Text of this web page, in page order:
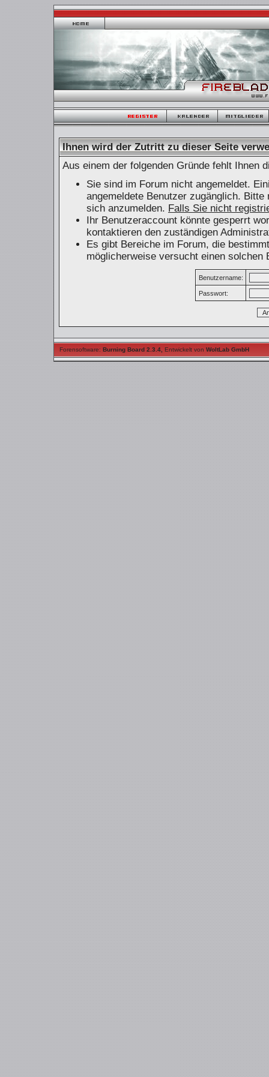
Ihnen wird der Zutritt zu dieser Seite
Aus einem der folgenden Gründe fehlt Ihnen
Sie sind im Forum nicht angemeldet.
angemeldete Benutzer zugänglich.
sich anzumelden. Falls Sie nicht
Ihr Benutzeraccount könnte gesperrt
kontaktieren den zuständigen
Es gibt Bereiche im Forum, die
möglicherweise versucht einen solchen
Benutzername:
Passwort:
Forensoftware: Burning Board 2.3.4 Entwickelt von WoltLab GmbH